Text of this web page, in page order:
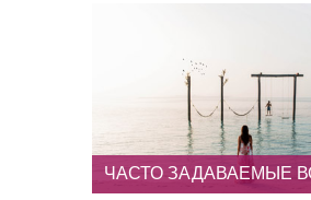
предложения для
профессионалов!
ЧАСТО ЗАДАВАЕМЫЕ